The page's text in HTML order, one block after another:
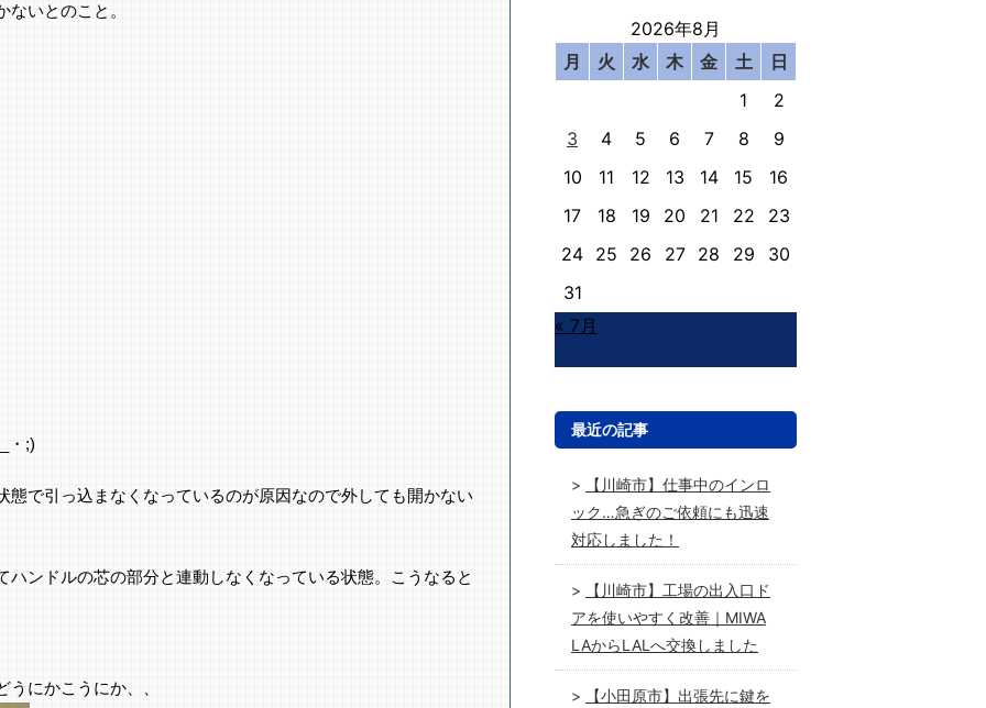
いとのこと。
・;)
態で引っ込まなくなっているのが原因なので外しても開かない
ハンドルの芯の部分と連動しなくなっている状態。こうなると
にかこうにか、、
2026年8月
月
火 水 木 金 土
日
1
2
3
4 5 6 7 8
9
10
11 12 13 14 15
16
17
18 19 20 21 22
23
24 25 26 27 28 29
30
31
« 7月
最近の記事
【川崎市】仕事中のインロ
ック…急ぎのご依頼にも迅速
対応しました！
【川崎市】工場の出入口ド
アを使いやすく改善｜MIWA
LAからLALへ交換しました
【小田原市】出張先に鍵を